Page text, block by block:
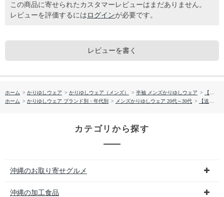
この商品に寄せられたカスタマーレビューはまだありません。
レビューを評価するには ログインが必要です。
レビューを書く
ホーム > かりゆしウェア > かりゆしウェア（メンズ） > 半袖 メンズかりゆしウェア >
【送料無料】トゥモローリーフ 形態安定 かりゆしウェア P1026-19
ホーム > かりゆしウェア ブランド別・年代別 > メンズかりゆしウェア 20代～30代 > 【送料無料】トゥモローリーフ 形態安定 かりゆしウェア P1026-19
カテゴリから探す
沖縄のお取り寄せグルメ
沖縄の加工食品